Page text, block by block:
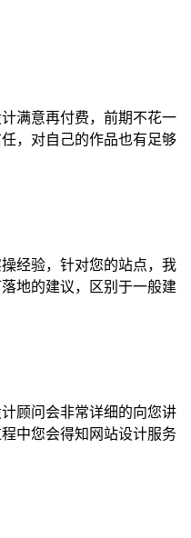
满意再付费，前期不花一
，对自己的作品也有足够
经验，针对您的站点，我
地的建议，区别于一般建
顾问会非常详细的向您讲
中您会得知网站设计服务